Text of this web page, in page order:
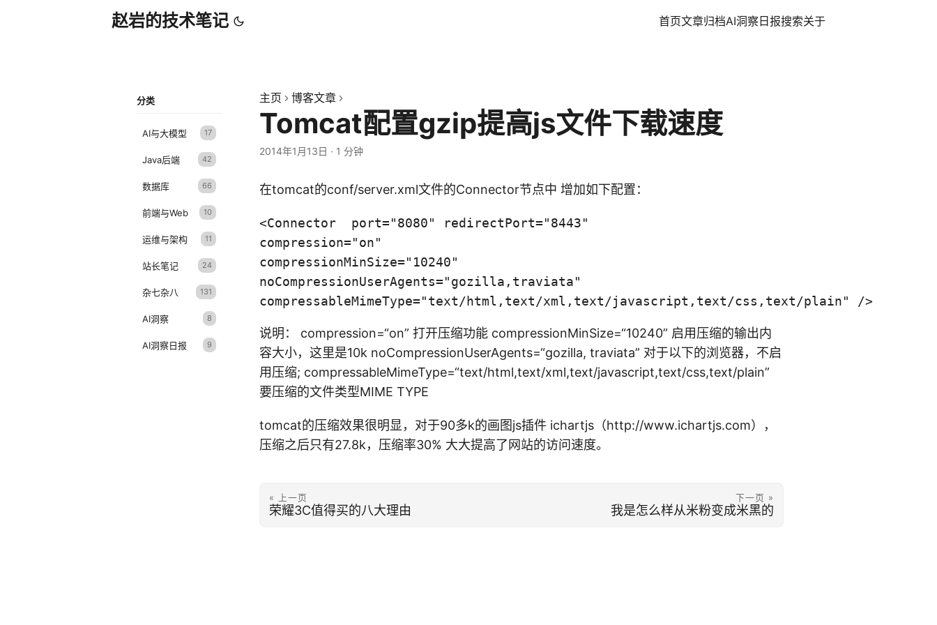
赵岩的技术笔记 首页文章归档AI洞察日报搜索关于
分类
AI与大模型 17
Java后端 42
数据库 66
前端与Web 10
运维与架构 11
站长笔记 24
杂七杂八 131
AI洞察 8
AI洞察日报 9
主页 博客文章
Tomcat配置gzip提高js文件下载速度
2014年1月13日 · 1 分钟
在tomcat的conf/server.xml文件的Connector节点中 增加如下配置：
<Connector  port="8080" redirectPort="8443"
compression="on"
compressionMinSize="10240"
noCompressionUserAgents="gozilla,traviata"
compressableMimeType="text/html,text/xml,text/javascript,text/css,text/plain" />
说明： compression=“on” 打开压缩功能 compressionMinSize=“10240” 启用压缩的输出内
容大小，这里是10k noCompressionUserAgents=“gozilla, traviata” 对于以下的浏览器，不启
用压缩; compressableMimeType=“text/html,text/xml,text/javascript,text/css,text/plain”
要压缩的文件类型MIME TYPE
tomcat的压缩效果很明显，对于90多k的画图js插件 ichartjs（http://www.ichartjs.com），
压缩之后只有27.8k，压缩率30% 大大提高了网站的访问速度。
« 上一页
荣耀3C值得买的八大理由
下一页 »
我是怎么样从米粉变成米黑的